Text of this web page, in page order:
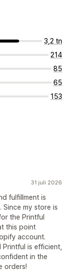
3,2 tn
214
85
65
153
31 juli 2026
fulfillment is
Since my store is
the Printful
this point
account.
is efficient,
in the
orders!